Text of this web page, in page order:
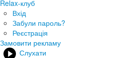
Relax-клуб
Вхід
Забули пароль?
Реєстрація
Замовити рекламу
Слухати